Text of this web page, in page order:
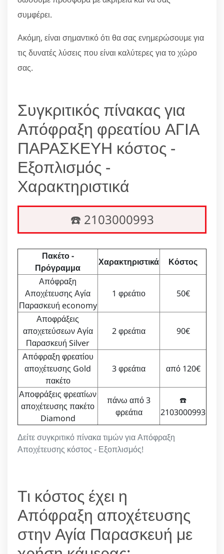
συμφέρει.
Ακόμη, είναι σημαντικό ότι θα σας ενημερώσουμε για
τις δυνατές λύσεις που είναι καλύτερες για το χώρο
σας.
Συγκριτικός πίνακας για
Απόφραξη φρεατίου ΑΓΙΑ
ΠΑΡΑΣΚΕΥΗ κόστος -
Εξοπλισμός -
Χαρακτηριστικά
☎️ 2103000993
Δείτε συγκριτικό πίνακα τιμών για Απόφραξη
Αποχέτευσης κόστος - Εξοπλισμός!
Πακέτο -
Πρόγραμμα
Χαρακτηριστικά
Κόστος
Απόφραξη
Αποχέτευσης Αγία
Παρασκευή economy
1 φρεάτιο 50€
Αποφράξεις
αποχετεύσεων Αγία
Παρασκευή Silver
2 φρεάτια 90€
Απόφραξη φρεατίου
αποχέτευσης Gold
πακέτο
3 φρεάτια από 120€
Αποφράξεις φρεατίων
αποχέτευσης πακέτο
Diamond
πάνω από 3
φρεάτια
☎️
2103000993
Τι κόστος έχει η
Απόφραξη αποχέτευσης
στην Αγία Παρασκευή με